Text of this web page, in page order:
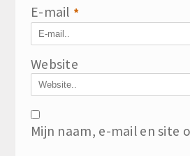
E-mail *
Website
Mijn naam, e-mail en site